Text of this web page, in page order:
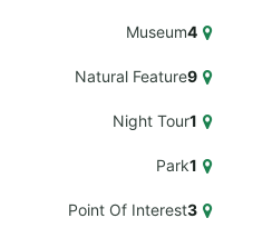
4
Museum
9
Natural Feature
1
Night Tour
1
Park
3
Point Of Interest